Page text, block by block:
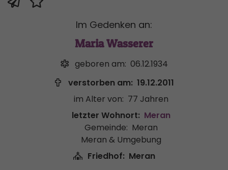
Im Gedenken an:
Maria Wasserer
geboren am: 06.12.1934
verstorben am: 19.12.2011
im Alter von: 77 Jahren
letzter Wohnort: Meran
Gemeinde: Meran
Meran & Umgebung
Friedhof: Meran